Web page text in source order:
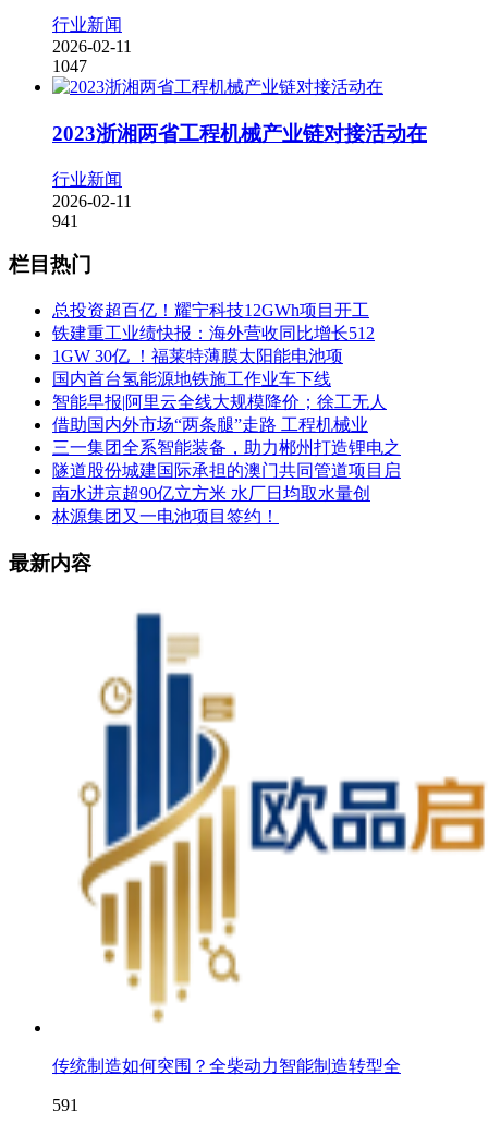
行业新闻
2026-02-11
1047
2023浙湘两省工程机械产业链对接活动在
行业新闻
2026-02-11
941
栏目热门
总投资超百亿！耀宁科技12GWh项目开工
铁建重工业绩快报：海外营收同比增长512
1GW 30亿 ！福莱特薄膜太阳能电池项
国内首台氢能源地铁施工作业车下线
智能早报|阿里云全线大规模降价；徐工无人
借助国内外市场“两条腿”走路 工程机械业
三一集团全系智能装备，助力郴州打造锂电之
隧道股份城建国际承担的澳门共同管道项目启
南水进京超90亿立方米 水厂日均取水量创
林源集团又一电池项目签约！
最新内容
传统制造如何突围？全柴动力智能制造转型全
591